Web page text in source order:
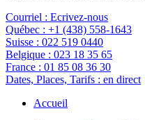
Courriel : Ecrivez-nous
Québec : +1 (438) 558-1643
Suisse : 022 519 0440
Belgique : 023 18 35 65
France : 01 85 08 36 30
Dates, Places, Tarifs : en direct
Accueil